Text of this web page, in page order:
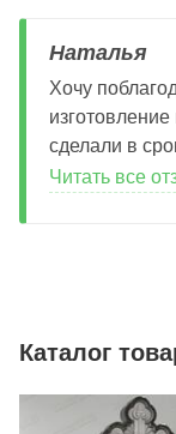
Наталья
Хочу
сделали в
Читать все
Каталог